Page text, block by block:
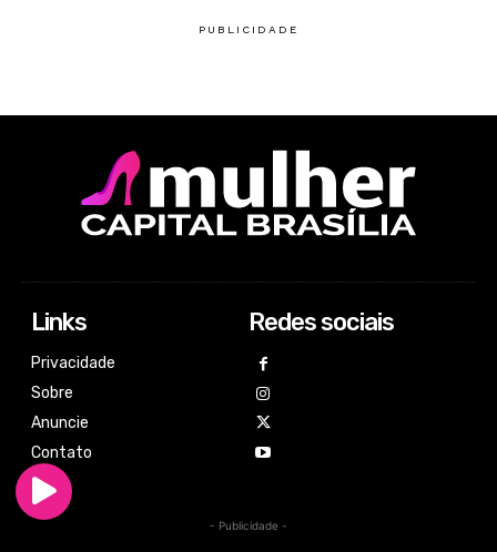
Links
Privacidade
Sobre
Anuncie
Contato
Redes sociais
- Publicidade -